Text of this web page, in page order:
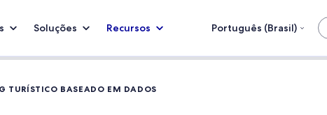
Soluções Recursos Português (Brasil)
TURÍSTICO BASEADO EM DADOS